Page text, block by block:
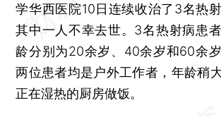
学华西医院10日连续收治了3名热
其中一人不幸去世。3名热射病患
龄分别为20余岁、40余岁和60余
两位患者均是户外工作者，年龄稍
正在湿热的厨房做饭。